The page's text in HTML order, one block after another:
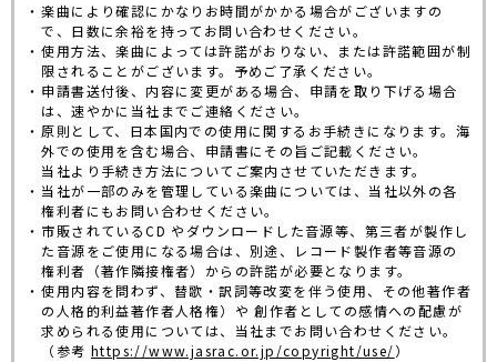
楽曲により確認にかなりお時間がかかる場合がございますの
で、日数に余裕を持ってお問い合わせください。
使用方法、楽曲によっては許諾がおりない、または許諾範囲が制
限されることがございます。予めご了承ください。
申請書送付後、内容に変更がある場合、申請を取り下げる場合
は、速やかに当社までご連絡ください。
原則として、日本国内での使用に関するお手続きになります。海
外での使用を含む場合、申請書にその旨ご記載ください。
当社より手続き方法についてご案内させていただきます。
当社が一部のみを管理している楽曲については、当社以外の各
権利者にもお問い合わせください。
市販されているCD やダウンロードした音源等、第三者が製作し
た音源をご使用になる場合は、別途、レコード製作者等音源の
権利者（著作隣接権者）からの許諾が必要となります。
使用内容を問わず、替歌・訳詞等改変を伴う使用、その他著作者
の人格的利益著作者人格権）や 創作者としての感情への配慮が
求められる使用については、当社までお問い合わせください。
（参考 https://www.jasrac.or.jp/copyright/use/）